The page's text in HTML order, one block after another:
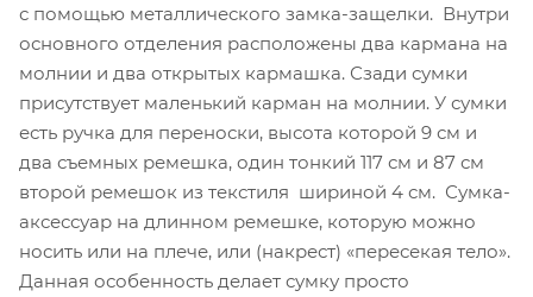
с помощью металлического замка-защелки. Внутри
основного отделения расположены два кармана на
молнии и два открытых кармашка. Сзади сумки
присутствует маленький карман на молнии. У сумки
есть ручка для переноски, высота которой 9 см и
два съемных ремешка, один тонкий 117 см и 87 см
второй ремешок из текстиля шириной 4 см. Сумка-
аксессуар на длинном ремешке, которую можно
носить или на плече, или (накрест) «пересекая тело».
Данная особенность делает сумку просто